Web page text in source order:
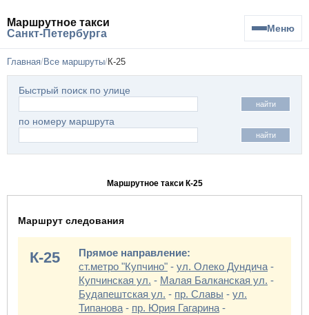
Маршрутное такси
Санкт-Петербурга
Меню
Главная Все маршруты К-25
Быстрый поиск по улице
найти
по номеру маршрута
найти
Маршрутное такси К-25
Маршрут следования
К-25
Прямое направление:
ст.метро "Купчино" - ул. Олеко Дундича -
Купчинская ул. - Малая Балканская ул. -
Будапештская ул. - пр. Славы - ул.
Типанова - пр. Юрия Гагарина -